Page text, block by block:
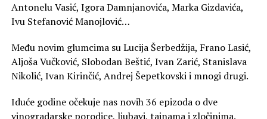
Antonelu Vasić, Igora Damnjanovića, Marka Gizdavića,
Ivu Stefanović Manojlović…
Među novim glumcima su Lucija Šerbedžija, Frano Lasić,
Aljoša Vučković, Slobodan Beštić, Ivan Zarić, Stanislava
Nikolić, Ivan Kirinčić, Andrej Šepetkovski i mnogi drugi.
Iduće godine očekuje nas novih 36 epizoda o dve
vinogradarske porodice, ljubavi, tajnama i zločinima.